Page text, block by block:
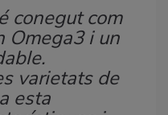
conegut com
Omega3 i un
varietats de
esta